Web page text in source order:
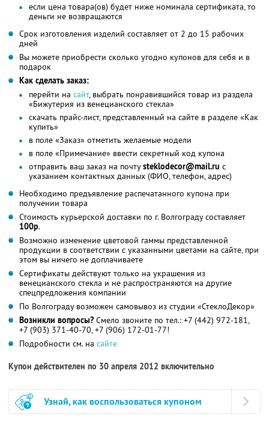
если цена товара(ов) будет ниже номинала сертификата, то
деньги не возвращаются
Срок изготовления изделий составляет от 2 до 15 рабочих
дней
Вы можете приобрести сколько угодно купонов для себя и в
подарок
Как сделать заказ:
перейти на сайт, выбрать понравившийся товар из раздела
«Бижутерия из венецианского стекла»
скачать прайс-лист, представленный на сайте в разделе «Как
купить»
в поле «Заказ» отметить желаемые модели
в поле «Примечание» ввести секретный код купона
отправить ваш заказ на почтуsteklodecor@mail.ru с
указанием контактных данных (ФИО, телефон, адрес)
Необходимо предъявление распечатанного купона при
получении товара
Стоимость курьерской доставки по г. Волгограду составляет
100р.
Возможно изменение цветовой гаммы представленной
продукции в соответствии с указанными цветами на сайте, при
этом вы ничего не доплачиваете
Сертификаты действуют только на украшения из
венецианского стекла и не распространяются на другие
спецпредложения компании
По Волгограду возможен самовывоз из студии «СтеклоДекор»
Возникли вопросы? Смело звоните по тел.: +7 (442) 972-181,
+7 (903) 371-40-70, +7 (906) 172-01-77!
Подробности см. на сайте
Купон действителен по 30 апреля 2012 включительно
Узнай, как воспользоваться купоном